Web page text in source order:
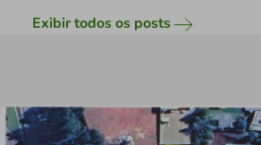
Exibir todos os posts